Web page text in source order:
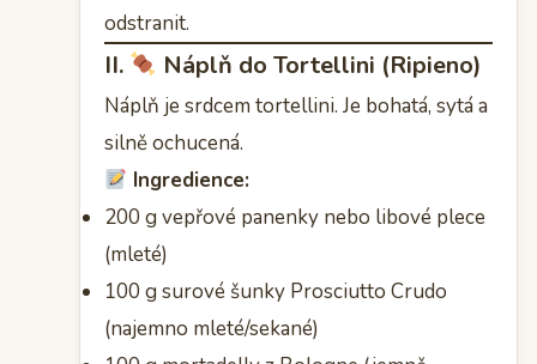
odstranit.
II. Náplň do Tortellini (Ripieno)
Náplň je srdcem tortellini. Je bohatá, sytá a
silně ochucená.
Ingredience:
200 g vepřové panenky nebo libové plece
(mleté)
100 g surové šunky Prosciutto Crudo
(najemno mleté/sekané)